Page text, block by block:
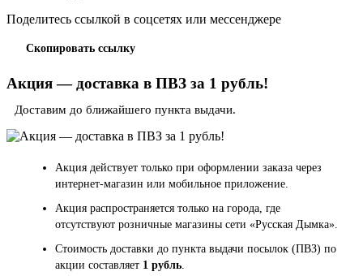
Поделитесь ссылкой в соцсетях или мессенджере
Скопировать ссылку
Акция — доставка в ПВЗ за 1 рубль!
Доставим до ближайшего пункта выдачи.
Акция действует только при оформлении заказа через
интернет-магазин или мобильное приложение.
Акция распространяется только на города, где
отсутствуют розничные магазины сети «Русская Дымка».
Стоимость доставки до пункта выдачи посылок (ПВЗ) по
акции составляет 1 рубль.